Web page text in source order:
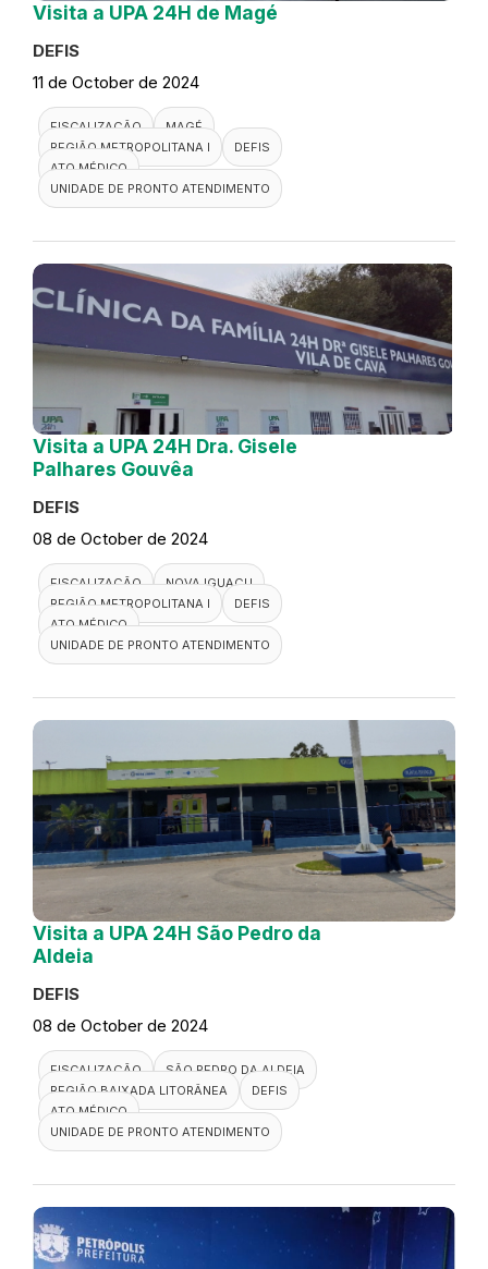
Visita a UPA 24H de Magé
DEFIS
11 de October de 2024
FISCALIZAÇÃO
MAGÉ
REGIÃO METROPOLITANA I
DEFIS
ATO MÉDICO
UNIDADE DE PRONTO ATENDIMENTO
Visita a UPA 24H Dra. Gisele
Palhares Gouvêa
DEFIS
08 de October de 2024
FISCALIZAÇÃO
NOVA IGUAÇU
REGIÃO METROPOLITANA I
DEFIS
ATO MÉDICO
UNIDADE DE PRONTO ATENDIMENTO
Visita a UPA 24H São Pedro da
Aldeia
DEFIS
08 de October de 2024
FISCALIZAÇÃO
SÃO PEDRO DA ALDEIA
REGIÃO BAIXADA LITORÂNEA
DEFIS
ATO MÉDICO
UNIDADE DE PRONTO ATENDIMENTO